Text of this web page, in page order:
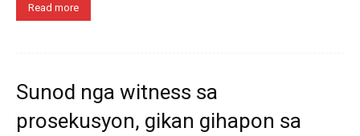
Read more
Sunod nga witness sa
prosekusyon, gikan gihapon sa